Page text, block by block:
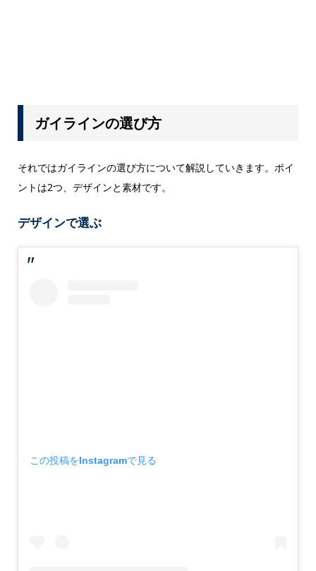
ガイラインの選び方
それではガイラインの選び方について解説していきます。ポイ
ントは2つ、デザインと素材です。
デザインで選ぶ
この投稿をInstagramで見る